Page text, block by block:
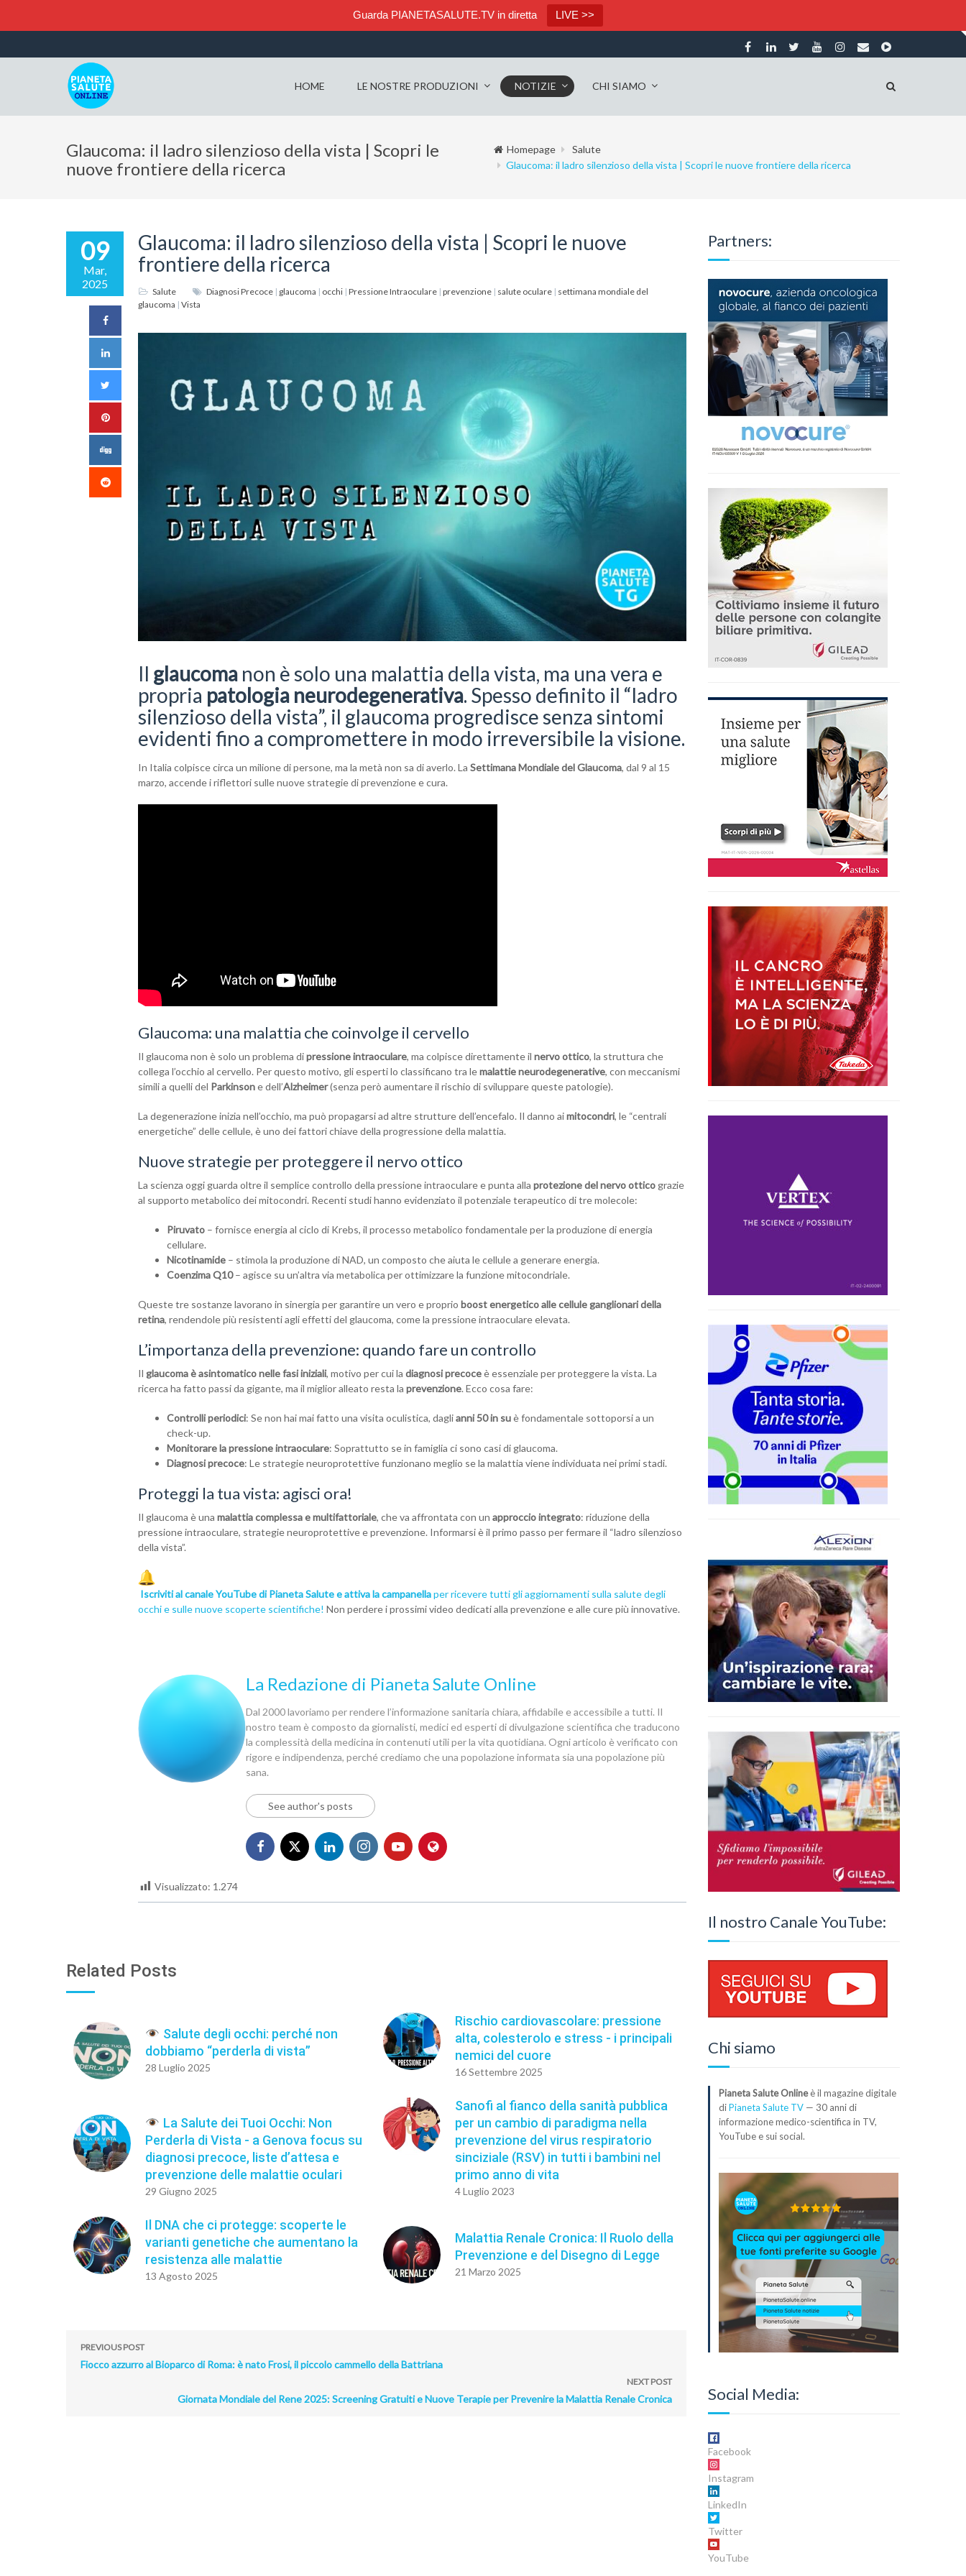
Guarda PIANETASALUTE.TV in diretta LIVE >>
HOME LE NOSTRE PRODUZIONI NOTIZIE CHI SIAMO
Glaucoma: il ladro silenzioso della vista | Scopri le
nuove frontiere della ricerca
Homepage
Salute
Glaucoma: il ladro silenzioso della vista | Scopri le nuove frontiere della ricerca
09
Mar,
2025
Glaucoma: il ladro silenzioso della vista | Scopri le nuove
frontiere della ricerca
Salute Diagnosi Precoce | glaucoma | occhi | Pressione Intraoculare | prevenzione | salute oculare | settimana mondiale del
glaucoma | Vista
Il glaucoma non è solo una malattia della vista, ma una vera e
propria patologia neurodegenerativa. Spesso definito il “ladro
silenzioso della vista”, il glaucoma progredisce senza sintomi
evidenti fino a compromettere in modo irreversibile la visione.
In Italia colpisce circa un milione di persone, ma la metà non sa di averlo. La Settimana Mondiale del Glaucoma, dal 9 al 15
marzo, accende i riflettori sulle nuove strategie di prevenzione e cura.
Glaucoma: una malattia che coinvolge il cervello
Il glaucoma non è solo un problema dipressione intraoculare, ma colpisce direttamente il nervo ottico, la struttura che
collega l’occhio al cervello. Per questo motivo, gli esperti lo classificano tra lemalattie neurodegenerative, con meccanismi
simili a quelli del Parkinsone dell’Alzheimer(senza però aumentare il rischio di sviluppare queste patologie).
La degenerazione inizia nell’occhio, ma può propagarsi ad altre strutture dell’encefalo. Il danno aimitocondri, le “centrali
energetiche” delle cellule, è uno dei fattori chiave della progressione della malattia.
Nuove strategie per proteggere il nervo ottico
La scienza oggi guarda oltre il semplice controllo della pressione intraoculare e punta alla protezione del nervo ottico grazie
al supporto metabolico dei mitocondri. Recenti studi hanno evidenziato il potenziale terapeutico di tre molecole:
Piruvato – fornisce energia al ciclo di Krebs, il processo metabolico fondamentale per la produzione di energia
cellulare.
Nicotinamide – stimola la produzione di NAD, un composto che aiuta le cellule a generare energia.
Coenzima Q10– agisce su un’altra via metabolica per ottimizzare la funzione mitocondriale.
Queste tre sostanze lavorano in sinergia per garantire un vero e proprio boost energetico alle cellule ganglionari della
retina, rendendole più resistenti agli effetti del glaucoma, come la pressione intraoculare elevata.
L’importanza della prevenzione: quando fare un controllo
Il glaucoma è asintomatico nelle fasi iniziali, motivo per cui la diagnosi precoceè essenziale per proteggere la vista. La
ricerca ha fatto passi da gigante, ma il miglior alleato resta la prevenzione. Ecco cosa fare:
Controlli periodici: Se non hai mai fatto una visita oculistica, daglianni 50 in suè fondamentale sottoporsi a un
check-up.
Monitorare la pressione intraoculare: Soprattutto se in famiglia ci sono casi di glaucoma.
Diagnosi precoce: Le strategie neuroprotettive funzionano meglio se la malattia viene individuata nei primi stadi.
Proteggi la tua vista: agisci ora!
Il glaucoma è una malattia complessa e multifattoriale, che va affrontata con un approccio integrato: riduzione della
pressione intraoculare, strategie neuroprotettive e prevenzione. Informarsi è il primo passo per fermare il “ladro silenzioso
della vista”.
Iscriviti al canale YouTube di Pianeta Salute e attiva la campanellaper ricevere tutti gli aggiornamenti sulla salute degli
occhi e sulle nuove scoperte scientifiche! Non perdere i prossimi video dedicati alla prevenzione e alle cure più innovative.
La Redazione di Pianeta Salute Online
Dal 2000 lavoriamo per rendere l’informazione sanitaria chiara, affidabile e accessibile a tutti. Il
nostro team è composto da giornalisti, medici ed esperti di divulgazione scientifica che traducono
la complessità della medicina in contenuti utili per la vita quotidiana. Ogni articolo è verificato con
rigore e indipendenza, perché crediamo che una popolazione informata sia una popolazione più
sana.
See author's posts
Visualizzato: 1.274
Related Posts
Salute degli occhi: perché non
dobbiamo “perderla di vista”
28 Luglio 2025
Rischio cardiovascolare: pressione
alta, colesterolo e stress - i principali
nemici del cuore
16 Settembre 2025
La Salute dei Tuoi Occhi: Non
Perderla di Vista - a Genova focus su
diagnosi precoce, liste d’attesa e
prevenzione delle malattie oculari
29 Giugno 2025
Sanofi al fianco della sanità pubblica
per un cambio di paradigma nella
prevenzione del virus respiratorio
sinciziale (RSV) in tutti i bambini nel
primo anno di vita
4 Luglio 2023
Il DNA che ci protegge: scoperte le
varianti genetiche che aumentano la
resistenza alle malattie
13 Agosto 2025
Malattia Renale Cronica: Il Ruolo della
Prevenzione e del Disegno di Legge
21 Marzo 2025
PREVIOUS POST
Fiocco azzurro al Bioparco di Roma: è nato Frosi, il piccolo cammello della Battriana
NEXT POST
Giornata Mondiale del Rene 2025: Screening Gratuiti e Nuove Terapie per Prevenire la Malattia Renale Cronica
Partners:
Il nostro Canale YouTube:
Chi siamo
Pianeta Salute Onlineè il magazine digitale
diPianeta Salute TV— 30 anni di
informazione medico-scientifica in TV,
YouTube e sui social.
Social Media:
Facebook
Instagram
LinkedIn
Twitter
YouTube